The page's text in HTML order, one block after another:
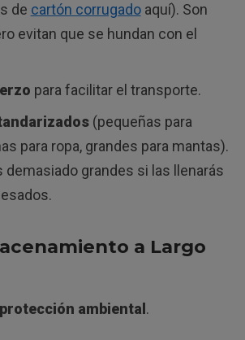
de cartón corrugadoaquí). Son
evitan que se hundan con el
para facilitar el transporte.
(pequeñas para
para ropa, grandes para mantas).
demasiado grandes si las llenarás
a Largo
protección ambiental .